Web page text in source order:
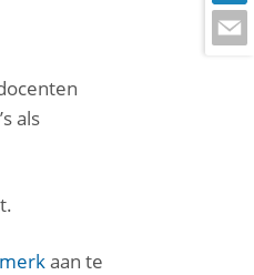
als
aan te